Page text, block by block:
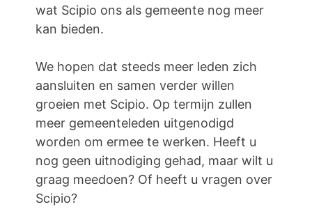
wat Scipio ons als gemeente nog meer
kan bieden.
We hopen dat steeds meer leden zich
aansluiten en samen verder willen
groeien met Scipio. Op termijn zullen
meer gemeenteleden uitgenodigd
worden om ermee te werken. Heeft u
nog geen uitnodiging gehad, maar wilt u
graag meedoen? Of heeft u vragen over
Scipio?